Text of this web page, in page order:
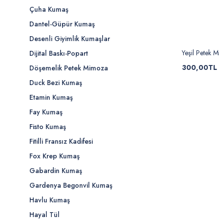
Çuha Kumaş
Dantel-Güpür Kumaş
Desenli Giyimlik Kumaşlar
Dijital Baskı-Popart
Döşemelik Petek Mimoza
Duck Bezi Kumaş
Etamin Kumaş
Fay Kumaş
Fisto Kumaş
Fitilli Fransız Kadifesi
Fox Krep Kumaş
Gabardin Kumaş
Gardenya Begonvil Kumaş
Havlu Kumaş
Hayal Tül
Yeşil Petek
300,00TL